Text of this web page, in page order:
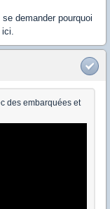
demander pourquoi
ici.
des embarquées et